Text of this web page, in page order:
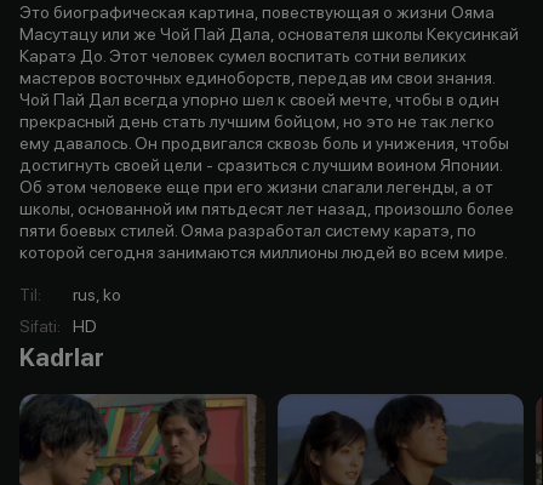
Это биографическая картина, повествующая о жизни Ояма
Масутацу или же Чой Пай Дала, основателя школы Кекусинкай
Каратэ До. Этот человек сумел воспитать сотни великих
мастеров восточных единоборств, передав им свои знания.
Чой Пай Дал всегда упорно шел к своей мечте, чтобы в один
прекрасный день стать лучшим бойцом, но это не так легко
ему давалось. Он продвигался сквозь боль и унижения, чтобы
достигнуть своей цели - сразиться с лучшим воином Японии.
Об этом человеке еще при его жизни слагали легенды, а от
школы, основанной им пятьдесят лет назад, произошло более
пяти боевых стилей. Ояма разработал систему каратэ, по
которой сегодня занимаются миллионы людей во всем мире.
Til:
rus, ko
Sifati: HD
Kadrlar